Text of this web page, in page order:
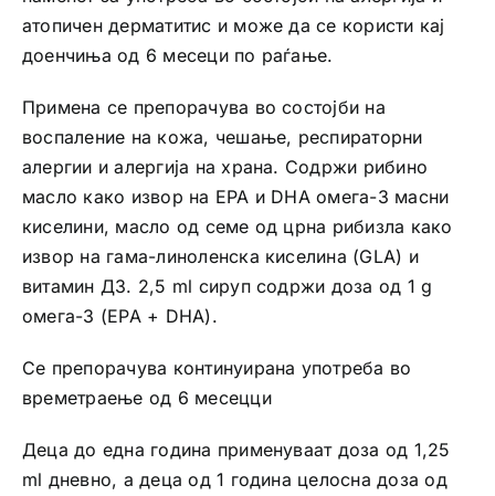
атопичен дерматитис и може да се користи кај
доенчиња од 6 месеци по раѓање.
Примена се препорачува во состојби на
воспаление на кожа, чешање, респираторни
алергии и алергија на храна. Содржи рибино
масло како извор на EPA и DHA омега-3 масни
киселини, масло од семе од црна рибизла како
извор на гама-линоленска киселина (GLA) и
витамин Д3. 2,5 ml сируп содржи доза од 1 g
oмега-3 (EPA + DHA).
Се препорачува континуирана употреба во
времетраење од 6 месецци
Деца до една година применуваат доза од 1,25
ml дневно, а деца од 1 година целосна доза од